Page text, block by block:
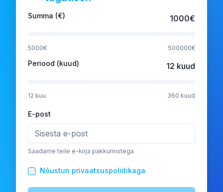
Summa (€) 1000€
5000€ 500000€
Periood (kuud) 12 kuud
12 kuu 360 kuud
E-post
Saadame teile e-kirja pakkumistega
Nõustun privaatsuspoliitikaga